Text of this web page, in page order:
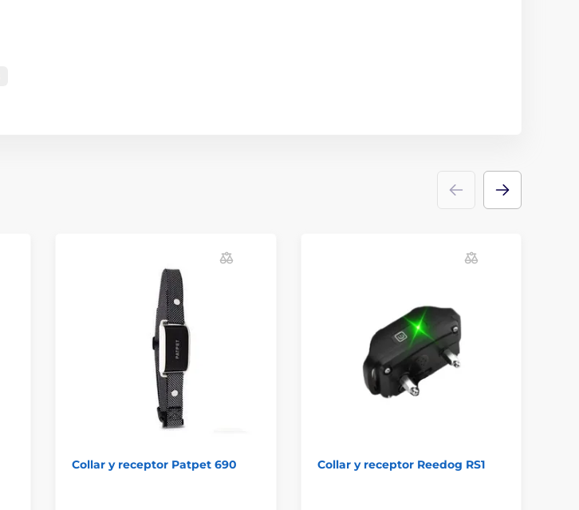
Collar y receptor Patpet 690 Collar y receptor Reedog RS1